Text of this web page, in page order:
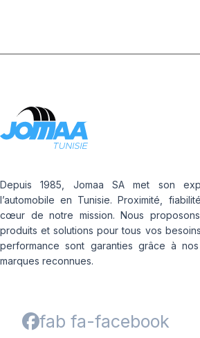
Depuis 1985, Jomaa SA met son
l’automobile en Tunisie. Proximité,
cœur de notre mission. Nous
produits et solutions pour tous vos
performance sont garanties grâce à
marques reconnues.
fab fa-facebook